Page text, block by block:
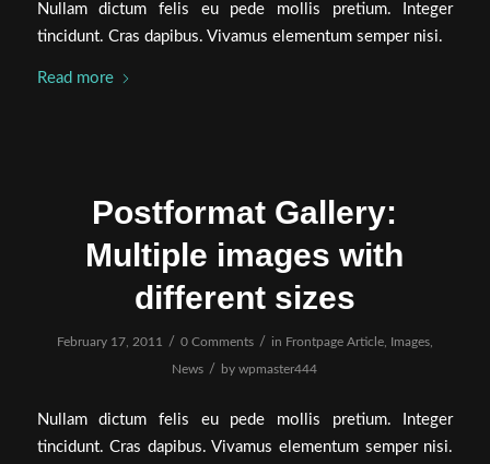
Nullam dictum felis eu pede mollis pretium. Integer
tincidunt. Cras dapibus. Vivamus elementum semper nisi.
Read more
Postformat Gallery:
Multiple images with
different sizes
February 17, 2011 / 0 Comments / in Frontpage Article, Images,
News / bywpmaster444
Nullam dictum felis eu pede mollis pretium. Integer
tincidunt. Cras dapibus. Vivamus elementum semper nisi.